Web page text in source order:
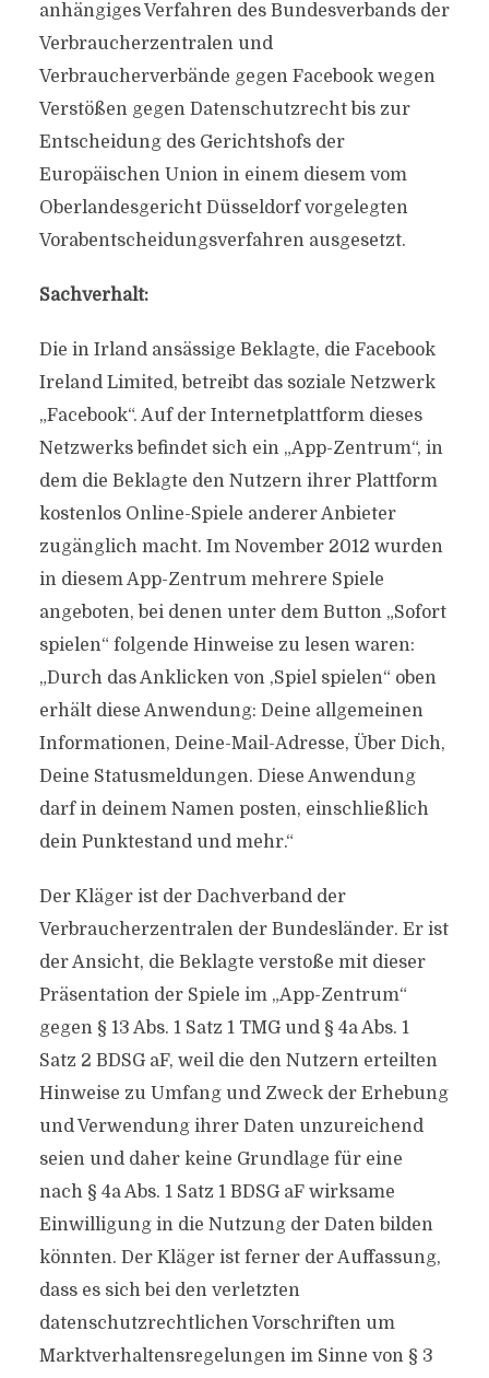
anhängiges Verfahren des Bundesverbands der
Verbraucherzentralen und
Verbraucherverbände gegen Facebook wegen
Verstößen gegen Datenschutzrecht bis zur
Entscheidung des Gerichtshofs der
Europäischen Union in einem diesem vom
Oberlandesgericht Düsseldorf vorgelegten
Vorabentscheidungsverfahren ausgesetzt.
Sachverhalt:
Die in Irland ansässige Beklagte, die Facebook
Ireland Limited, betreibt das soziale Netzwerk
„Facebook“. Auf der Internetplattform dieses
Netzwerks befindet sich ein „App-Zentrum“, in
dem die Beklagte den Nutzern ihrer Plattform
kostenlos Online-Spiele anderer Anbieter
zugänglich macht. Im November 2012 wurden
in diesem App-Zentrum mehrere Spiele
angeboten, bei denen unter dem Button „Sofort
spielen“ folgende Hinweise zu lesen waren:
„Durch das Anklicken von ‚Spiel spielen“ oben
erhält diese Anwendung: Deine allgemeinen
Informationen, Deine-Mail-Adresse, Über Dich,
Deine Statusmeldungen. Diese Anwendung
darf in deinem Namen posten, einschließlich
dein Punktestand und mehr.“
Der Kläger ist der Dachverband der
Verbraucherzentralen der Bundesländer. Er ist
der Ansicht, die Beklagte verstoße mit dieser
Präsentation der Spiele im „App-Zentrum“
gegen § 13 Abs. 1 Satz 1 TMG und § 4a Abs. 1
Satz 2 BDSG aF, weil die den Nutzern erteilten
Hinweise zu Umfang und Zweck der Erhebung
und Verwendung ihrer Daten unzureichend
seien und daher keine Grundlage für eine
nach § 4a Abs. 1 Satz 1 BDSG aF wirksame
Einwilligung in die Nutzung der Daten bilden
könnten. Der Kläger ist ferner der Auffassung,
dass es sich bei den verletzten
datenschutzrechtlichen Vorschriften um
Marktverhaltensregelungen im Sinne von § 3